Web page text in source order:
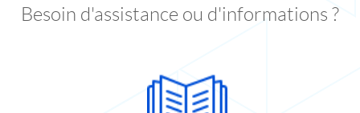
Besoin d'assistance ou d'informations ?